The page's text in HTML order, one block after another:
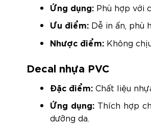
Ứng dụng:Phù hợp với
Ưu điểm:Dễ in ấn, phù
Nhược điểm:Không
Decal nhựa PVC
Đặc điểm:Chất liệu
Ứng dụng:Thích hợp
dưỡng da.